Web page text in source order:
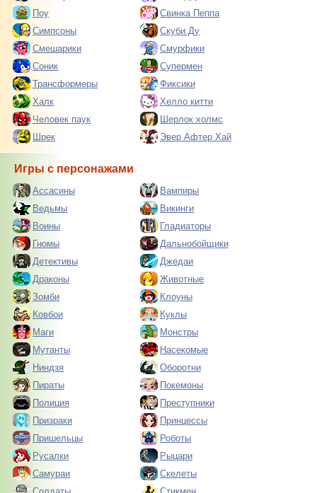
Поу
Свинка Пеппа
Симпсоны
Скуби Ду
Смешарики
Смурфики
Соник
Супермен
Трансформеры
Фиксики
Халк
Хелло китти
Человек паук
Шерлок холмс
Шрек
Эвер Афтер Хай
Игры с персонажами
Ассасины
Вампиры
Ведьмы
Викинги
Воины
Гладиаторы
Гномы
Дальнобойщики
Детективы
Джедаи
Драконы
Животные
Зомби
Клоуны
Ковбои
Куклы
Маги
Монстры
Мутанты
Насекомые
Ниндзя
Оборотни
Пираты
Покемоны
Полиция
Преступники
Призраки
Принцессы
Пришельцы
Роботы
Русалки
Рыцари
Самураи
Скелеты